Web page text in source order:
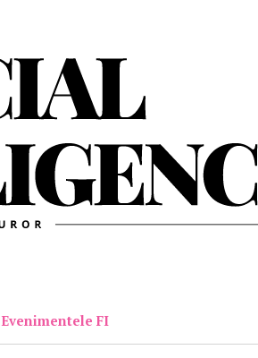
Evenimentele FI